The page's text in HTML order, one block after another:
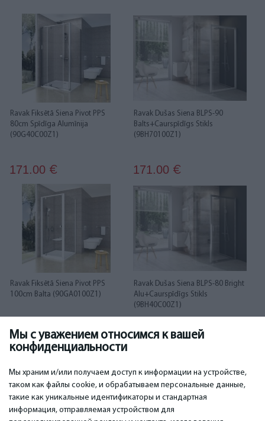
Мы с уважением относимся к вашей
конфиденциальности
Мы храним и/или получаем доступ к информации на устройстве,
таком как файлы cookie, и обрабатываем персональные данные,
такие как уникальные идентификаторы и стандартная
информация, отправляемая устройством для
Ravak Fiksētā Siena Pivot PPS
80cm Spīdīga Alumīnija
(90G40C00Z1)
171.00 €
Ravak Dušas Siena BLPS-90
Balts+Caurspīdīgs Stikls
(9BH70100Z1)
171.00 €
Ravak Fiksētā Siena Pivot PPS
100cm Balta (90GA0100Z1)
171.00€
Ravak Dušas Siena BLPS-80 Bright
Alu+Caurspīdīgs Stikls
(9BH40C00Z1)
171.00€
1 2 3 4 5 6 ... 12 13